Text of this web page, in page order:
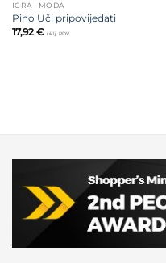
IGRA I MODA
Pino Uči pripovijedati
17,92 € uklj. PDV